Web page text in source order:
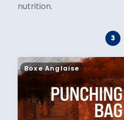
nutrition.
Boxe Anglaise